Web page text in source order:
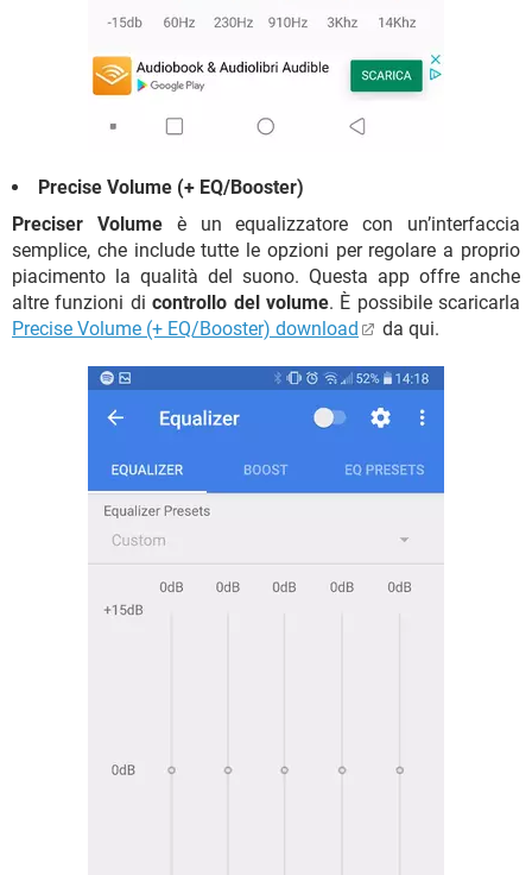
Precise Volume (+ EQ/Booster)
Preciser Volumeè un equalizzatore con un’interfaccia
semplice, che include tutte le opzioni per regolare a proprio
piacimento la qualità del suono. Questa app offre anche
altre funzioni dicontrollo del volume. È possibile scaricarla
Precise Volume (+ EQ/Booster) download
da qui.